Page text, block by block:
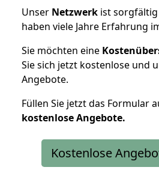
Unser Netzwerk ist
haben viele Jahre Erfahrung
Sie möchten eine
Sie sich jetzt kostenlose und
Angebote.
Füllen Sie jetzt das Formular
kostenloseAngebote.
Kostenlose